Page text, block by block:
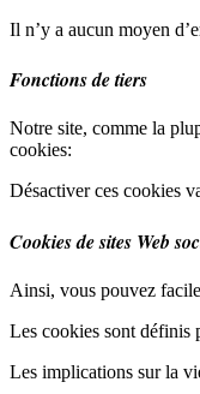
Il n’y a aucun moyen
Fonctions de tiers
Notre site, comme la
cookies:
Désactiver ces cookies
Cookies de sites Web
Ainsi, vous pouvez
Les cookies sont définis
Les implications sur la